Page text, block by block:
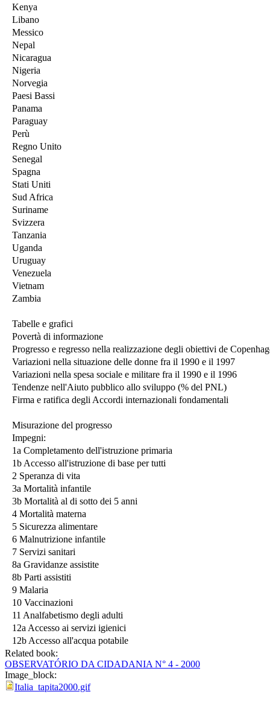
Kenya
Libano
Messico
Nepal
Nicaragua
Nigeria
Norvegia
Paesi Bassi
Panama
Paraguay
Perù
Regno Unito
Senegal
Spagna
Stati Uniti
Sud Africa
Suriname
Svizzera
Tanzania
Uganda
Uruguay
Venezuela
Vietnam
Zambia
Tabelle e grafici
Povertà di informazione
Progresso e regresso nella realizzazione degli obiettivi de
Variazioni nella situazione delle donne fra il 1990 e il 1997
Variazioni nella spesa sociale e militare fra il 1990 e il 1996
Tendenze nell'Aiuto pubblico allo sviluppo (% del PNL)
Firma e ratifica degli Accordi internazionali fondamentali
Misurazione del progresso
Impegni:
1a Completamento dell'istruzione primaria
1b Accesso all'istruzione di base per tutti
2 Speranza di vita
3a Mortalità infantile
3b Mortalità al di sotto dei 5 anni
4 Mortalità materna
5 Sicurezza alimentare
6 Malnutrizione infantile
7 Servizi sanitari
8a Gravidanze assistite
8b Parti assistiti
9 Malaria
10 Vaccinazioni
11 Analfabetismo degli adulti
12a Accesso ai servizi igienici
12b Accesso all'acqua potabile
Related book:
OBSERVATÓRIO DA CIDADANIA N° 4 - 2000
Image_block:
Italia_tapita2000.gif